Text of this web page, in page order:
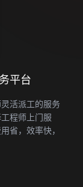
平台
活派工的服务
程师上门服
省，效率快，